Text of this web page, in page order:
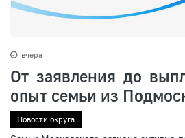
вчера
От заявления до
опыт семьи из
Новости округа